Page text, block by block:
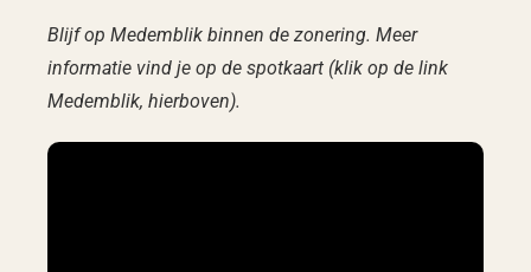
Blijf op Medemblik binnen de zonering. Meer
informatie vind je op de spotkaart (klik op de link
Medemblik, hierboven).